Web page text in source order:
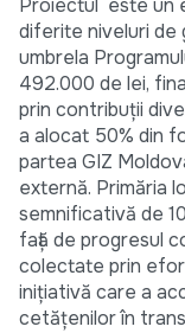
Proiectul este un
diferite niveluri de
umbrela
492.000 de lei,
prin contribuții
a alocat 50% din
partea GIZ
externă. Primăria
semnificativă de
față de progresul
colectate prin
inițiativă care a
cetățenilor în